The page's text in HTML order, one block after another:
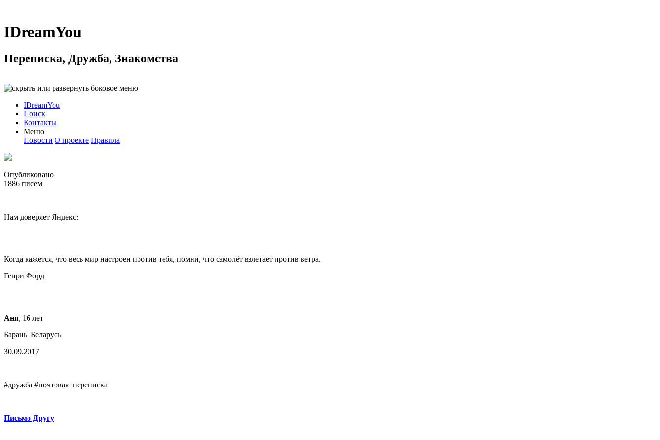
IDreamYou
Переписка, Дружба, Знакомства
IDreamYou
Поиск
Контакты
Меню
Новости О проекте Правила
Опубликовано
1886 писем
Нам доверяет Яндекс:
Когда кажется, что весь мир настроен против тебя, помни, что самолёт взлетает против ветра.
Генри Форд
Аня, 16 лет
Барань, Беларусь
30.09.2017
#дружба #почтовая_переписка
Письмо Другу